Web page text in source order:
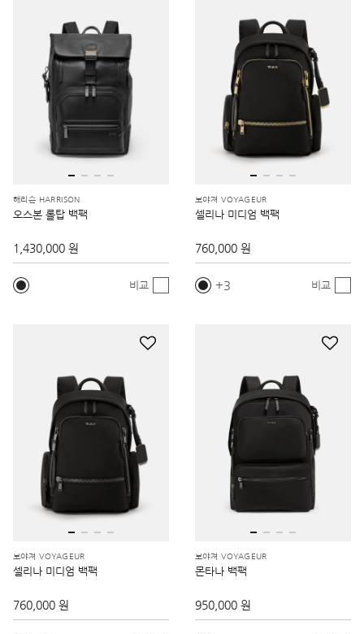
해리슨 HARRISON
오스본 롤탑 백팩
1,430,000 원
비교
보야져 VOYAGEUR
셀리나 미디엄 백팩
760,000 원
3 비교
보야져 VOYAGEUR
셀리나 미디엄 백팩
760,000 원
보야져 VOYAGEUR
몬타나 백팩
950,000 원